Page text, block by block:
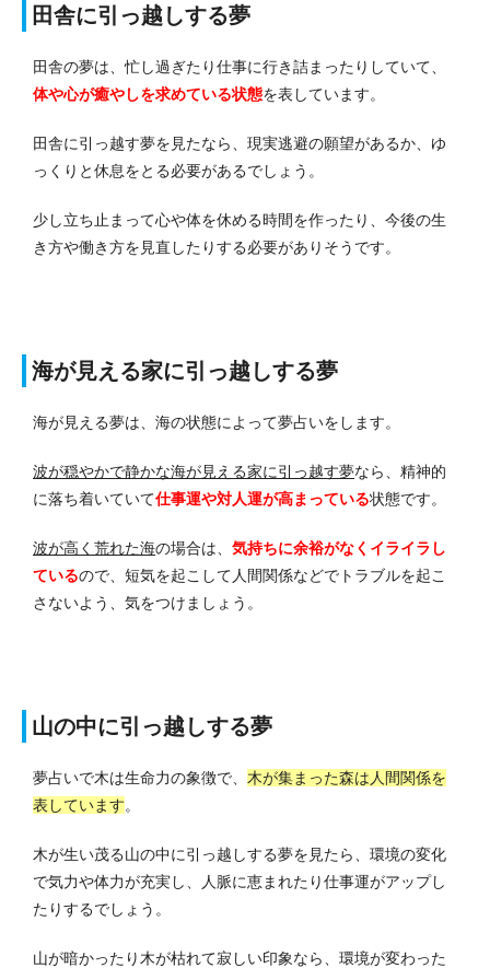
田舎に引っ越しする夢
田舎の夢は、忙し過ぎたり仕事に行き詰まったりしていて、
体や心が癒やしを求めている状態を表しています。
田舎に引っ越す夢を見たなら、現実逃避の願望があるか、ゆ
っくりと休息をとる必要があるでしょう。
少し立ち止まって心や体を休める時間を作ったり、今後の生
き方や働き方を見直したりする必要がありそうです。
海が見える家に引っ越しする夢
海が見える夢は、海の状態によって夢占いをします。
波が穏やかで静かな海が見える家に引っ越す夢なら、 精神的
に落ち着いていて仕事運や対人運が高まっている状態です。
波が高く荒れた海の場合は、 気持ちに余裕がなくイライラし
ているので、短気を起こして人間関係などでトラブルを起こ
さないよう、気をつけましょう。
山の中に引っ越しする夢
夢占いで木は生命力の象徴で、 木が集まった森は人間関係を
表しています。
木が生い茂る山の中に引っ越しする夢を見たら、環境の変化
で気力や体力が充実し、人脈に恵まれたり仕事運がアップし
たりするでしょう。
山が暗かったり木が枯れて寂しい印象なら、環境が変わった